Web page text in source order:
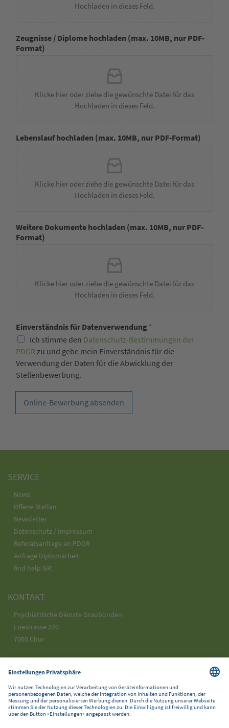
Hochladen in dieses Feld.
Zeugnisse / Diplome hochladen (max. 10MB, nur PDF-
Format)
Klicke hier oder ziehe die gewünschte Datei für das
Hochladen in dieses Feld.
Lebenslauf hochladen (max. 10MB, nur PDF-Format)
Klicke hier oder ziehe die gewünschte Datei für das
Hochladen in dieses Feld.
Weitere Dokumente hochladen (max. 10MB, nur PDF-
Format)
Klicke hier oder ziehe die gewünschte Datei für das
Hochladen in dieses Feld.
Einverständnis für Datenverwendung *
Ich stimme den Datenschutz-Bestimmungen der
PDGR zu und gebe mein Einverständnis für die
Verwendung der Daten für die Abwicklung der
Stellenbewerbung.
Online-Bewerbung absenden
SERVICE
News
Offene Stellen
Newsletter
Datenschutz / Impressum
Referatsanfrage an PDGR
Anfrage Diplomarbeit
find help GR
KONTAKT
Psychiatrische Dienste Graubünden
Loëstrasse 220
7000 Chur
info@pdgr.ch
SOCIAL MEDIA